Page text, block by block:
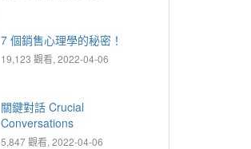
7 個銷售心理學的秘密！
19,123 觀看, 2022-04-06
關鍵對話 Crucial
Conversations
5,847 觀看, 2022-04-06